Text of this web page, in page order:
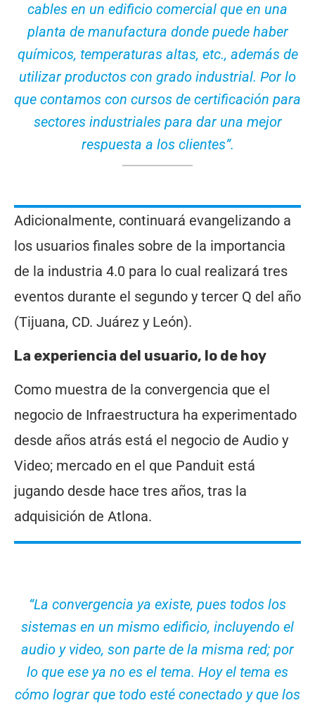
cables en un edificio comercial que en una
planta de manufactura donde puede haber
químicos, temperaturas altas, etc., además de
utilizar productos con grado industrial. Por lo
que contamos con cursos de certificación para
sectores industriales para dar una mejor
respuesta a los clientes”.
Adicionalmente, continuará evangelizando a
los usuarios finales sobre de la importancia
de la industria 4.0 para lo cual realizará tres
eventos durante el segundo y tercer Q del año
(Tijuana, CD. Juárez y León).
La experiencia del usuario, lo de hoy
Como muestra de la convergencia que el
negocio de Infraestructura ha experimentado
desde años atrás está el negocio de Audio y
Video; mercado en el que Panduit está
jugando desde hace tres años, tras la
adquisición de Atlona.
“La convergencia ya existe, pues todos los
sistemas en un mismo edificio, incluyendo el
audio y video, son parte de la misma red; por
lo que ese ya no es el tema. Hoy el tema es
cómo lograr que todo esté conectado y que los